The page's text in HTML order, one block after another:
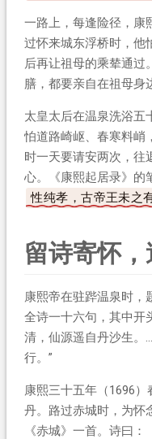
一路上，每逢险径，康
过怀来城东浮桥时，他
后再让祖母的乘辇通过
膳，都要亲自在祖母身
太皇太后在温泉洗浴五
怕道路崎岖、春寒料峭
时一天要请安两次，往
心。《康熙起居录》的
性纯孝，古帝王未之
留诗寄怀
康熙帝在驻跸温泉时，
全诗一十六句，其中开
清，仙源遥自丹沙生。
行。”
康熙三十五年（1696
丹。路过赤城时，为怀
《赤城》一首。诗曰：